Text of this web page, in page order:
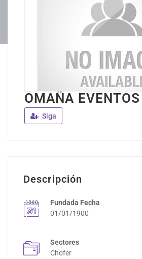
OMAÑA EVENTOS
Siga
Descripción
Fundada Fecha
01/01/1900
Sectores
Chofer